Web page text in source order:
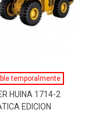
temporalmente
HUINA 1714-2
EDICION